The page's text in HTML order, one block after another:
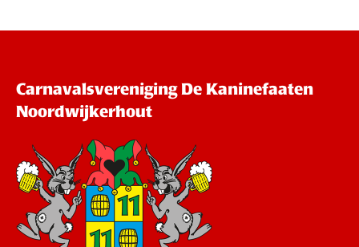
Carnavalsvereniging De Kaninefaaten
Noordwijkerhout